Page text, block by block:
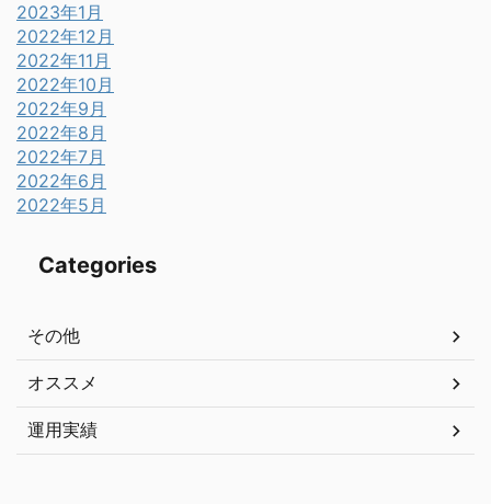
2023年1月
2022年12月
2022年11月
2022年10月
2022年9月
2022年8月
2022年7月
2022年6月
2022年5月
Categories
その他
オススメ
運用実績